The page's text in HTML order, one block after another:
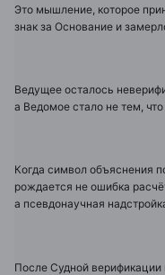
Это мышление, которое
знак за Основание и
Ведущее осталось
а Ведомое стало не тем,
Когда символ объяснения
рождается не ошибка
а псевдонаучная
После Судной верификации